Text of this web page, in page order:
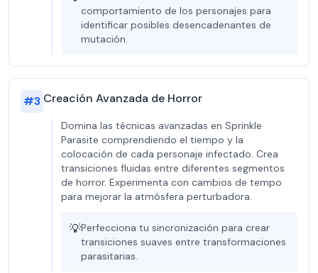
comportamiento de los personajes para
identificar posibles desencadenantes de
mutación.
#3 Creación Avanzada de Horror
Domina las técnicas avanzadas en Sprinkle
Parasite comprendiendo el tiempo y la
colocación de cada personaje infectado. Crea
transiciones fluidas entre diferentes segmentos
de horror. Experimenta con cambios de tempo
para mejorar la atmósfera perturbadora.
💡Perfecciona tu sincronización para crear
transiciones suaves entre transformaciones
parasitarias.